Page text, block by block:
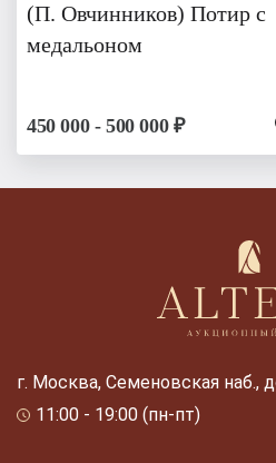
(П. Овчинников) Потир с
медальоном
450 000 - 500 000 ₽
г. Москва, Семеновская наб.,
11:00 - 19:00 (пн-пт)